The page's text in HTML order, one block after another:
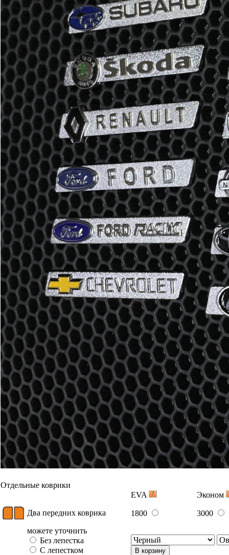
Отдельные коврики
EVA
Эконом
Два передних коврика 1800
3000
можете уточнить
Без лепестка
С лепестком
В корзину